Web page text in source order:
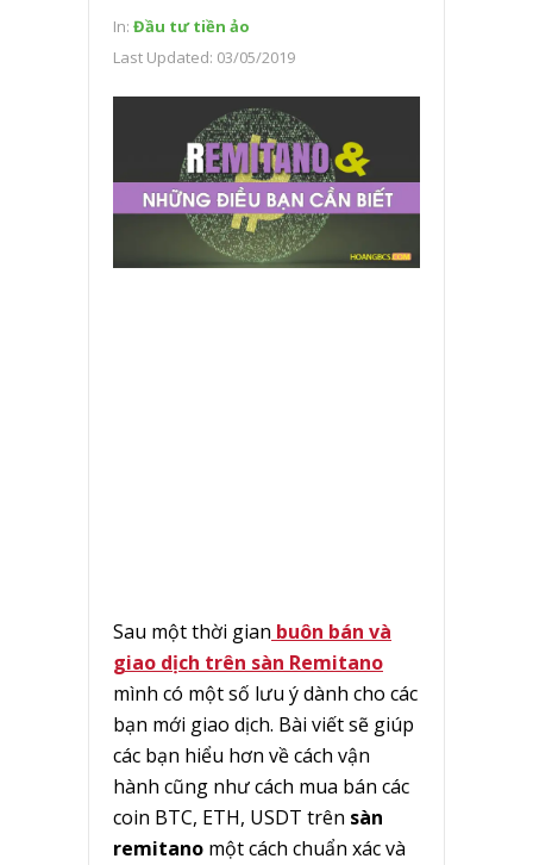
In: Đầu tư tiền ảo
Last Updated: 03/05/2019
Sau một thời gian buôn bán và
giao dịch trên sàn Remitano
mình có một số lưu ý dành cho các
bạn mới giao dịch. Bài viết sẽ giúp
các bạn hiểu hơn về cách vận
hành cũng như cách mua bán các
coin BTC, ETH, USDT trên sàn
remitano một cách chuẩn xác và